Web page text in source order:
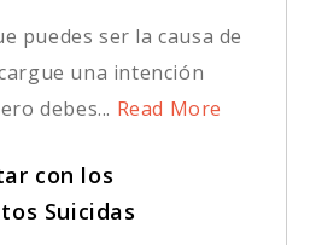
puedes ser la causa de
una intención
debes... Read More
con los
Suicidas